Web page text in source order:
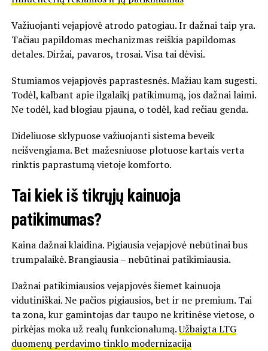
Važiuojanti vejapjovė atrodo patogiau. Ir dažnai taip yra.
Tačiau papildomas mechanizmas reiškia papildomas
detales. Diržai, pavaros, trosai. Visa tai dėvisi.
Stumiamos vejapjovės paprastesnės. Mažiau kam sugesti.
Todėl, kalbant apie ilgalaikį patikimumą, jos dažnai laimi.
Ne todėl, kad blogiau pjauna, o todėl, kad rečiau genda.
Dideliuose sklypuose važiuojanti sistema beveik
neišvengiama. Bet mažesniuose plotuose kartais verta
rinktis paprastumą vietoje komforto.
Tai kiek iš tikrųjų kainuoja
patikimumas?
Kaina dažnai klaidina. Pigiausia vejapjovė nebūtinai bus
trumpalaikė. Brangiausia – nebūtinai patikimiausia.
Dažnai patikimiausios vejapjovės šiemet kainuoja
vidutiniškai. Ne pačios pigiausios, bet ir ne premium. Tai
ta zona, kur gamintojas dar taupo ne kritinėse vietose, o
pirkėjas moka už realų funkcionalumą.Užbaigta LTG
duomenų perdavimo tinklo modernizacija